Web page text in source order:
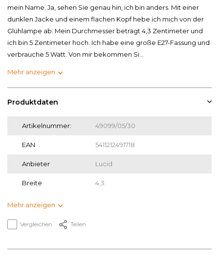
mein Name. Ja, sehen Sie genau hin, ich bin anders. Mit einer
dunklen Jacke und einem flachen Kopf hebe ich mich von der
Glühlampe ab. Mein Durchmesser beträgt 4,3 Zentimeter und
ich bin 5 Zentimeter hoch. Ich habe eine große E27-Fassung und
verbrauche 5 Watt. Von mir bekommen Si...
Mehr anzeigen
Produktdaten
Artikelnummer: 49099/05/30
EAN 5411212491718
Anbieter Lucid
Breite 4,3
Mehr anzeigen
Vergleichen Teilen